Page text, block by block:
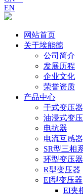
EN
网站首页
关于埃能德
公司简介
发展历程
企业文化
荣誉资质
产品中心
干式变压器
油浸式变
电抗器
电流互感器
SR型三相
环型变压器
R型变压器
EI型变压器
EI夹